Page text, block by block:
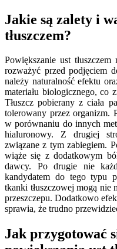
Jakie są zalety i
tłuszczem?
Powiększanie ust
rozważyć przed podjęciem
należy naturalność efektu
materiału biologicznego, co
Tłuszcz pobierany z ciała
tolerowany przez organizm.
w porównaniu do innych
hialuronowy. Z drugiej
związane z tym zabiegiem.
wiąże się z dodatkowym
dawcy. Po drugie nie
kandydatem do tego typu
tkanki tłuszczowej mogą nie
przeszczepu. Dodatkowo
sprawia, że trudno
Jak przygotować